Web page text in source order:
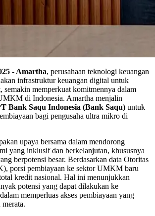
- Amartha, perusahaan teknologi keuangan
infrastruktur keuangan digital untuk
semakin memperkuat komitmennya dalam
di Indonesia. Amartha menjalin
Bank Saqu Indonesia (Bank Saqu) untuk
bagi pengusaha ultra mikro di
upaya bersama dalam mendorong
yang inklusif dan berkelanjutan, khususnya
berpotensi besar. Berdasarkan data Otoritas
porsi pembiayaan ke sektor UMKM baru
kredit nasional. Hal ini menunjukkan
potensi yang dapat dilakukan ke
memperluas akses pembiayaan yang